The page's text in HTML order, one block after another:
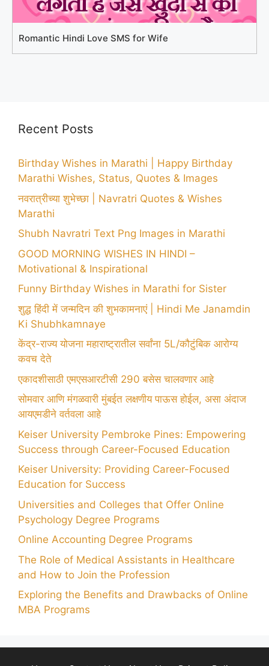
Romantic Hindi Love SMS for Wife
Recent Posts
Birthday Wishes in Marathi | Happy Birthday
Marathi Wishes, Status, Quotes & Images
नवरात्रीच्या शुभेच्छा | Navratri Quotes & Wishes
Marathi
Shubh Navratri Text Png Images in Marathi
GOOD MORNING WISHES IN HINDI –
Motivational & Inspirational
Funny Birthday Wishes in Marathi for Sister
शुद्ध हिंदी में जन्मदिन की शुभकामनाएं | Hindi Me Janamdin
Ki Shubhkamnaye
केंद्र-राज्य योजना महाराष्ट्रातील सर्वांना 5L/कौटुंबिक आरोग्य
कवच देते
एकादशीसाठी एमएसआरटीसी 290 बसेस चालवणार आहे
सोमवार आणि मंगळवारी मुंबईत लक्षणीय पाऊस होईल, असा अंदाज
आयएमडीने वर्तवला आहे
Keiser University Pembroke Pines: Empowering
Success through Career-Focused Education
Keiser University: Providing Career-Focused
Education for Success
Universities and Colleges that Offer Online
Psychology Degree Programs
Online Accounting Degree Programs
The Role of Medical Assistants in Healthcare
and How to Join the Profession
Exploring the Benefits and Drawbacks of Online
MBA Programs